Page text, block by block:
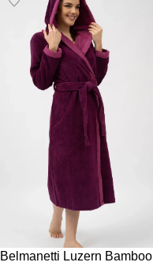
Belmanetti Luzern Bamboo